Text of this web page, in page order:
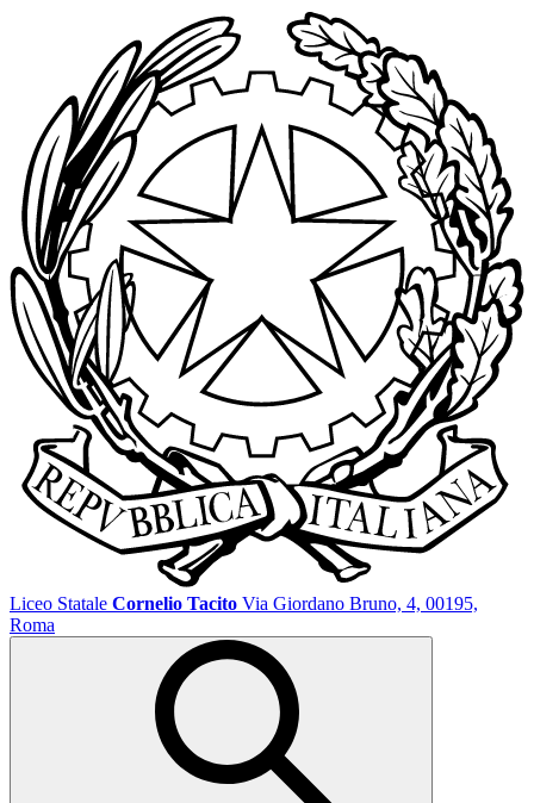
Liceo Statale Cornelio Tacito Via Giordano Bruno, 4, 00195,
Roma